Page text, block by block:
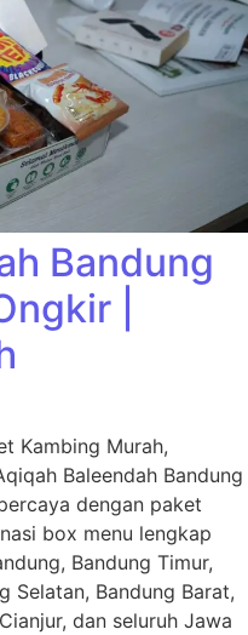
Bandung
|
Kambing Murah,
Baleendah Bandung
dengan paket
box menu lengkap
Bandung Timur,
Selatan, Bandung Barat,
dan seluruh Jawa